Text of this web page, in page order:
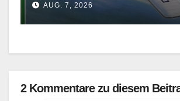
AUG. 7, 2026
2 Kommentare zu diesem